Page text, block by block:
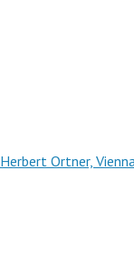
Herbert Ortner,